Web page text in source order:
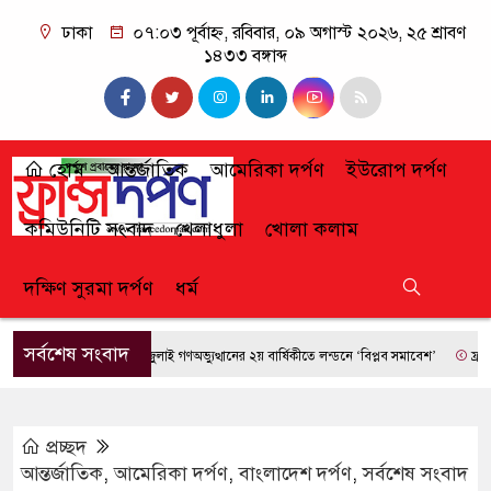
ঢাকা
০৭:০৩ পূর্বাহ্ন, রবিবার, ০৯ অগাস্ট ২০২৬, ২৫ শ্রাবণ
১৪৩৩ বঙ্গাব্দ
হোম আন্তর্জাতিক আমেরিকা দর্পণ ইউরোপ দর্পণ
কমিউনিটি সংবাদ খেলাধুলা খোলা কলাম
দক্ষিণ সুরমা দর্পণ ধর্ম
সর্বশেষ সংবাদজুলাই গণঅভ্যুত্থানের ২য় বার্ষিকীতে লন্ডনে ‘বিপ্লব সমাবেশ’ ফ্রান্সে
প্রচ্ছদ
আন্তর্জাতিক,আমেরিকা দর্পণ,বাংলাদেশ দর্পণ,সর্বশেষ সংবাদ